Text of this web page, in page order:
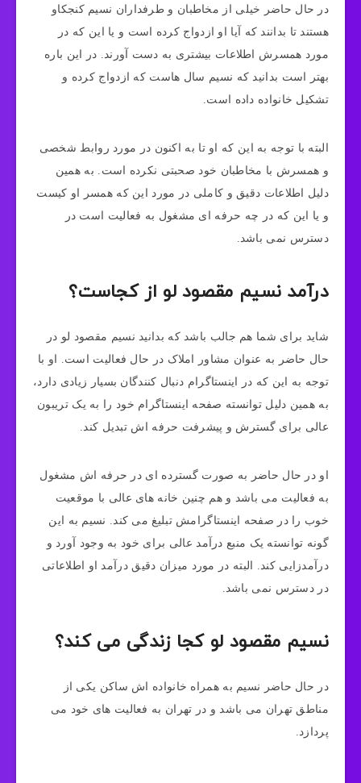
در حال حاضر خیلی از مخاطبان و طرفداران نسیم کنجکاو
هستند تا بدانند که آیا او ازدواج کرده است و یا این که در
مورد همسرش اطلاعات بیشتری به دست آورند. در این باره
بهتر است بدانید که نسیم سال‌ هاست که ازدواج کرده و
تشکیل خانواده داده است.
البته با توجه به این که او تا به اکنون در مورد روابط شخصی
و همسرش با مخاطبان خود صحبتی نکرده است. به همین
دلیل اطلاعات دقیق و کاملی در مورد این که همسر او کیست
و یا این که در چه حرفه‌ ای مشغول به فعالیت است در
دسترس نمی‌ باشد.
درآمد نسیم مقصود لو از کجاست؟
شاید برای شما هم جالب باشد که بدانید نسیم مقصود لو در
حال حاضر به عنوان مشاور املاک در حال فعالیت است. او با
توجه به این که در اینستاگرام دنبال کنندگان بسیار زیادی دارد،
به همین دلیل توانسته صفحه اینستاگرام خود را به یک تریبون
عالی برای گسترش و پیشرفت حرفه‌ اش تبدیل کند.
او در حال حاضر به صورت گسترده‌ ای در حرفه‌ اش مشغول
به فعالیت می‌ باشد و هم چنین خانه‌ های عالی با موقعیت
خوب را در صفحه اینستاگرامش تبلیغ می‌ کند. نسیم به این
گونه توانسته یک منبع درآمد عالی برای خود به وجود آورد و
درآمدزایی کند. البته در مورد میزان دقیق درآمد او اطلاعاتی
در دسترس نمی باشد.
نسیم مقصود لو کجا زندگی می کند؟
در حال حاضر نسیم به همراه خانواده‌ اش ساکن یکی از
مناطق تهران می‌ باشد و در تهران به فعالیت‌ های خود می
پردازد.